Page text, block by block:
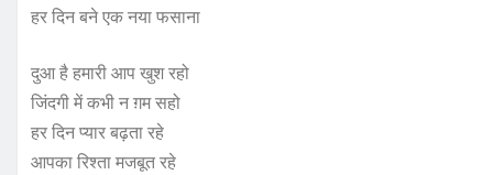
हर दिन बने एक नया फसाना
दुआ है हमारी आप खुश रहो
जिंदगी में कभी न ग़म सहो
हर दिन प्यार बढ़ता रहे
आपका रिश्ता मजबूत रहे